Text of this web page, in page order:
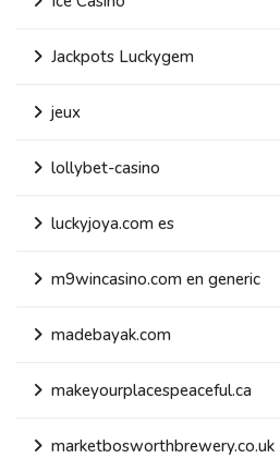
Jackpots Luckygem
jeux
lollybet-casino
luckyjoya.com es
m9wincasino.com en generic
madebayak.com
makeyourplacespeaceful.ca
marketbosworthbrewery.co.uk